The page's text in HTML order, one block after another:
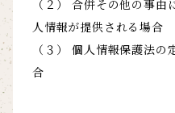
（２） 合併その他の事
人情報が提供される場合
（３） 個人情報保護法
合